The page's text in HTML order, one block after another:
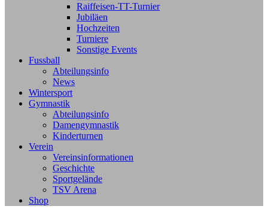
Raiffeisen-TT-Turnier
Jubiläen
Hochzeiten
Turniere
Sonstige Events
Fussball
Abteilungsinfo
News
Wintersport
Gymnastik
Abteilungsinfo
Damengymnastik
Kinderturnen
Verein
Vereinsinformationen
Geschichte
Sportgelände
TSV Arena
Shop